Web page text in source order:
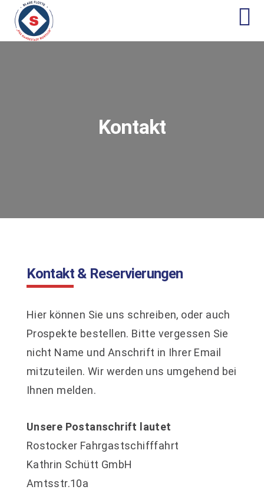
Kontakt
Kontakt & Reservierungen
Hier können Sie uns schreiben, oder auch
Prospekte bestellen. Bitte vergessen Sie
nicht Name und Anschrift in Ihrer Email
mitzuteilen. Wir werden uns umgehend bei
Ihnen melden.
Unsere Postanschrift lautet
Rostocker Fahrgastschifffahrt
Kathrin Schütt GmbH
Amtsstr.10a